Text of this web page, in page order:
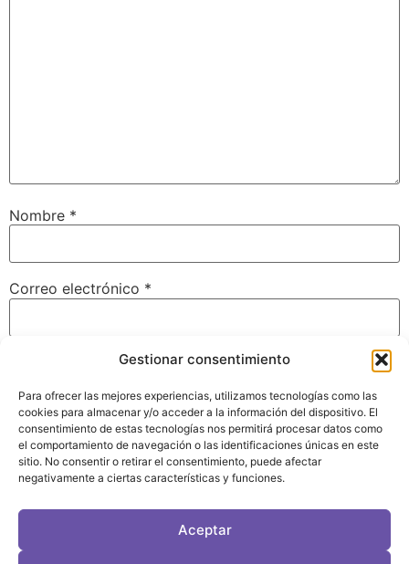
Gestionar consentimiento
Para ofrecer las mejores experiencias, utilizamos tecnologías como las
cookies para almacenar y/o acceder a la información del dispositivo. El
consentimiento de estas tecnologías nos permitirá procesar datos como
el comportamiento de navegación o las identificaciones únicas en este
sitio. No consentir o retirar el consentimiento, puede afectar
negativamente a ciertas características y funciones.
Aceptar
Nombre *
Correo electrónico *
Guarda mi nombre, correo electrónico y web en este
navegador para la próxima vez que comente.